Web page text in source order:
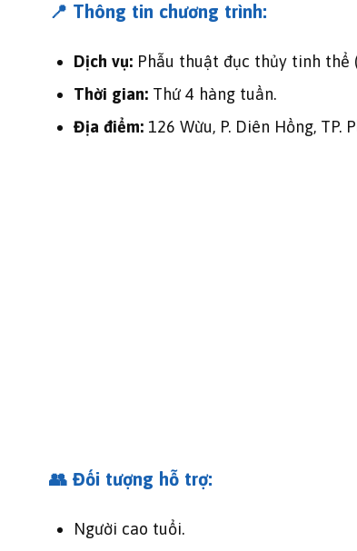
📍 Thông tin chương trình:
Dịch vụ:Phẫu thuật đục thủy tinh thể
Thời gian:Thứ 4 hàng tuần.
Địa điểm:126 Wừu, P. Diên Hồng, TP.
👥 Đối tượng hỗ trợ:
Người cao tuổi.